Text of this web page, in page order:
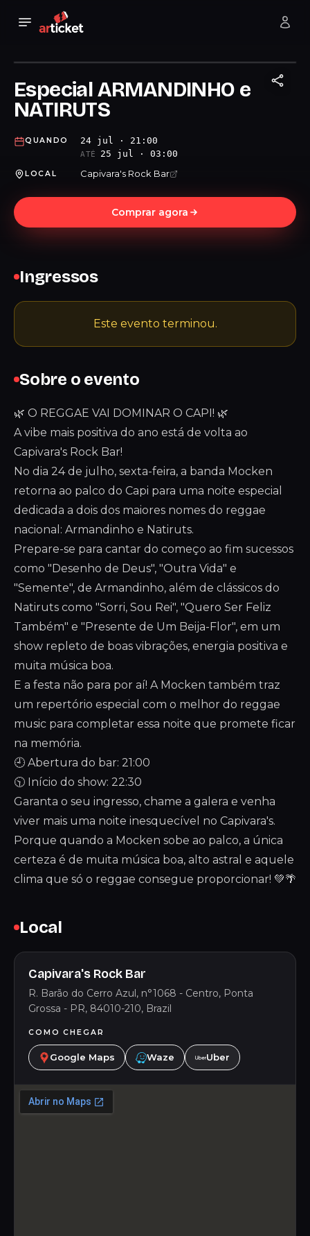
Especial ARMANDINHO e
NATIRUTS
QUANDO 24 jul · 21:00
ATÉ 25 jul · 03:00
LOCAL Capivara's Rock Bar
Comprar agora
Sobre o evento
🌿 O REGGAE VAI DOMINAR O CAPI! 🌿
A vibe mais positiva do ano está de volta ao
Capivara's Rock Bar!
No dia 24 de julho, sexta-feira, a banda Mocken
retorna ao palco do Capi para uma noite especial
dedicada a dois dos maiores nomes do reggae
nacional: Armandinho e Natiruts.
Prepare-se para cantar do começo ao fim sucessos
como "Desenho de Deus", "Outra Vida" e
"Semente", de Armandinho, além de clássicos do
Natiruts como "Sorri, Sou Rei", "Quero Ser Feliz
Também" e "Presente de Um Beija-Flor", em um
show repleto de boas vibrações, energia positiva e
muita música boa.
E a festa não para por aí! A Mocken também traz
um repertório especial com o melhor do reggae
music para completar essa noite que promete ficar
na memória.
🕘 Abertura do bar: 21:00
🕥 Início do show: 22:30
Garanta o seu ingresso, chame a galera e venha
viver mais uma noite inesquecível no Capivara's.
Porque quando a Mocken sobe ao palco, a única
certeza é de muita música boa, alto astral e aquele
clima que só o reggae consegue proporcionar! 💚🌴
Local
Capivara's Rock Bar
R. Barão do Cerro Azul, n°1068 - Centro, Ponta
Grossa - PR, 84010-210, Brazil
COMO CHEGAR
Google Maps Waze Uber
Ingressos
Este evento terminou.